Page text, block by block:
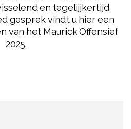
en tegelijjkertijd
gesprek vindt u hier een
van het Maurick Offensief
2025.